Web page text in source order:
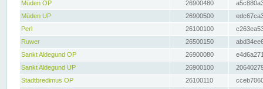
Müden OP
26900480
Müden UP
26900500
Perl
26100100
Ruwer
26500150
Sankt Aldegund OP
26900080
Sankt Aldegund UP
26900100
Stadtbredimus OP
26100110